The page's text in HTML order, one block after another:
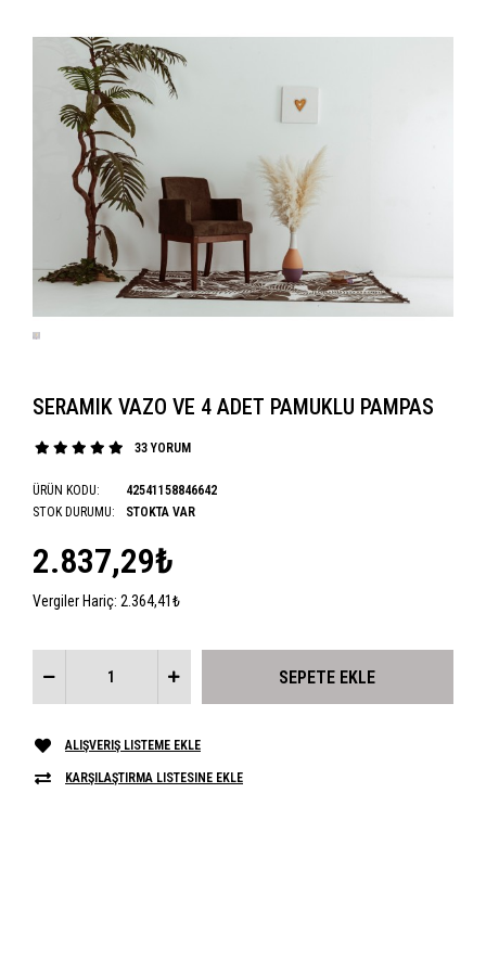
SERAMIK VAZO VE 4 ADET PAMUKLU PAMPAS
33 YORUM
ÜRÜN KODU:
STOK DURUMU:
42541158846642
STOKTA VAR
2.837,29₺
Vergiler Hariç: 2.364,41₺
ALIŞVERIŞ LISTEME EKLE
KARŞILAŞTIRMA LISTESINE EKLE